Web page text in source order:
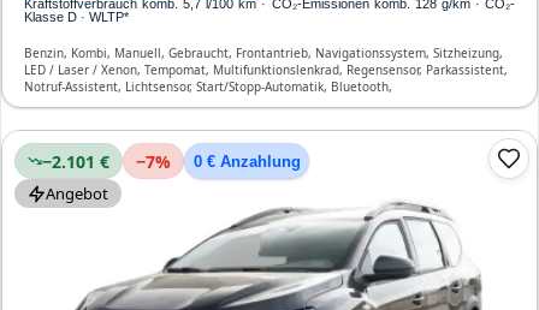
Kraftstoffverbrauch komb. 5,7 l/100 km · CO₂-Emissionen komb. 128 g/km · CO₂-
Klasse D · WLTP*
Benzin, Kombi, Manuell, Gebraucht, Frontantrieb, Navigationssystem, Sitzheizung,
LED / Laser / Xenon, Tempomat, Multifunktionslenkrad, Regensensor, Parkassistent,
Notruf-Assistent, Lichtsensor, Start/Stopp-Automatik, Bluetooth,
Freisprecheinrichtung, ESP, ABS, Klimaautomatik, Front- und Seiten-Airbags
−2.101 € −7% 0 € Anzahlung
Angebot